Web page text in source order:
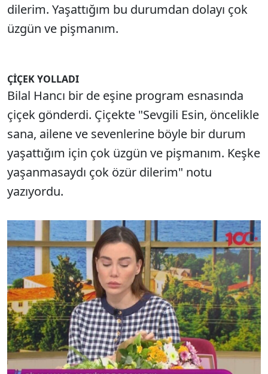
dilerim. Yaşattığım bu durumdan dolayı çok
üzgün ve pişmanım.
ÇİÇEK YOLLADI
Bilal Hancı bir de eşine program esnasında
çiçek gönderdi. Çiçekte "Sevgili Esin, öncelikle
sana, ailene ve sevenlerine böyle bir durum
yaşattığım için çok üzgün ve pişmanım. Keşke
yaşanmasaydı çok özür dilerim" notu
yazıyordu.